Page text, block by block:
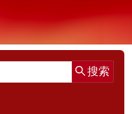
搜索